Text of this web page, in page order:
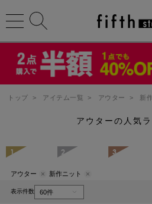
トップ > アイテム一覧 > アウター > 新
アウターの人気
1 2 3
アウター 新作ニット
表示件数